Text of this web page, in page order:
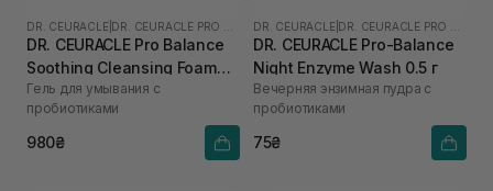
DR. CEURACLE
DR. CEURACLE Pro Balance
Soothing Cleansing Foam
150 мл
Гель для умывания с
пробиотиками
980₴
DR. CEURACLE
DR. CEURACLE Pro-Balance
Night Enzyme Wash 0.5 г
Вечерняя энзимная пудра с
пробиотиками
75₴